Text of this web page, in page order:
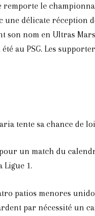
le
délicate réception
nom en Ultras
au PSG. Les
tente sa chance de
pour un match du
Ligue 1.
patios menores
par nécessité un